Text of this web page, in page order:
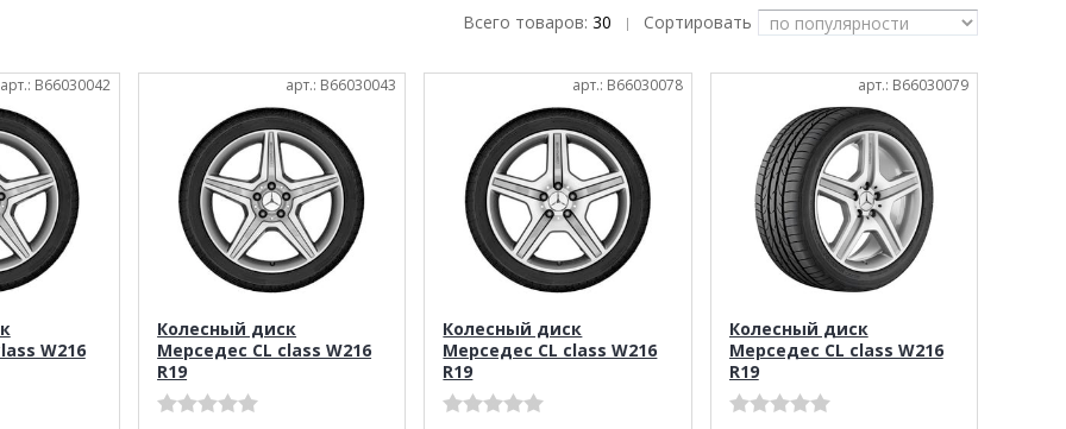
Всего товаров: 30 | Сортировать
арт.: B66030042
W216
арт.: B66030043
Колесный диск
Мерседес CL class W216
R19
арт.: B66030078
Колесный диск
Мерседес CL class W216
R19
арт.: B66030079
Колесный диск
Мерседес CL class W216
R19